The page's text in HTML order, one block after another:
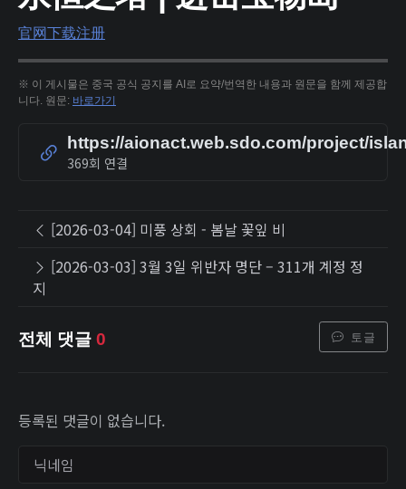
官网下载注册
※ 이 게시물은 중국 공식 공지를 AI로 요약/번역한 내용과 원문을 함께 제공합
니다. 원문: 바로가기
https://aionact.web.sdo.com/project/
369회 연결
[2026-03-04] 미풍 상회 - 봄날 꽃잎 비
[2026-03-03] 3월 3일 위반자 명단 – 311개 계정 정
지
전체 댓글 0 토글
등록된 댓글이 없습니다.
닉네임